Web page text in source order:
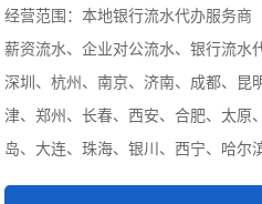
经营范围：本地银行流水代办服务商
薪资流水、企业对公流水、银行流水
深圳、杭州、南京、济南、成都、昆
津、郑州、长春、西安、合肥、太原
岛、大连、珠海、银川、西宁、哈尔